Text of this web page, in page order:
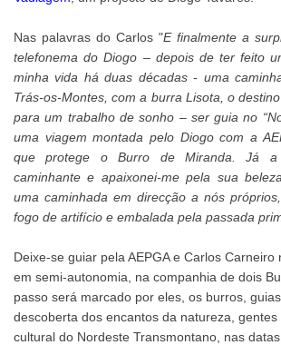
Nas palavras do Carlos "E finalmente a
telefonema do Diogo – depois de ter feito
minha vida há duas décadas - uma
Trás-os-Montes, com a burra Lisota, o
para um trabalho de sonho – ser guia no
uma viagem montada pelo Diogo com a
que protege o Burro de Miranda. Já
caminhante e apaixonei-me pela sua
uma caminhada em direcção a nós
fogo de artifício e embalada pela passada
Deixe-se guiar pela AEPGA e Carlos Carneiro
em semi-autonomia, na companhia de dois
passo será marcado por eles, os burros,
descoberta dos encantos da natureza,
cultural do Nordeste Transmontano, nas datas